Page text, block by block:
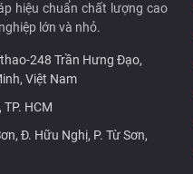
hiệu chuẩn chất lượng cao
lớn và nhỏ.
248 Trần Hưng Đạo,
Việt Nam
HCM
Đ. Hữu Nghị, P. Từ Sơn,